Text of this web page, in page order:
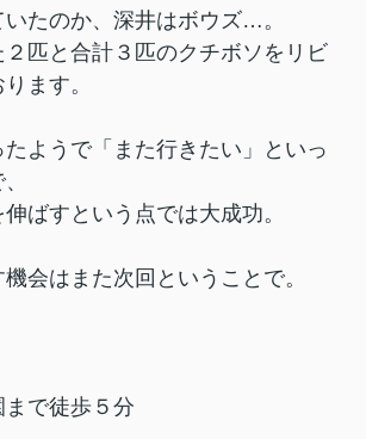
たのか、深井はボウズ…。
匹と合計３匹のクチボソをリビ
ます。
ようで「また行きたい」といっ
ばすという点では大成功。
会はまた次回ということで。
で徒歩５分